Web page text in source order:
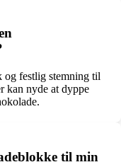
og festlig stemning til
kan nyde at dyppe
til min